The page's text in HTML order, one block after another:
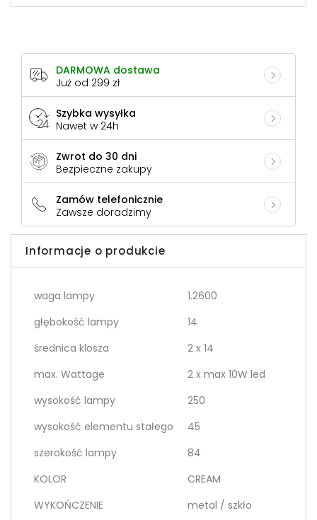
DARMOWA dostawa
Już od 299 zł
Szybka wysyłka
Nawet w 24h
Zwrot do 30 dni
Bezpieczne zakupy
Zamów telefonicznie
Zawsze doradzimy
Informacje o produkcie
waga lampy
1.2600
głębokość lampy
14
średnica klosza
2 x 14
max. Wattage
2 x max 10W led
wysokość lampy
250
wysokość elementu stałego
45
szerokość lampy
84
KOLOR
CREAM
WYKOŃCZENIE
metal / szkło